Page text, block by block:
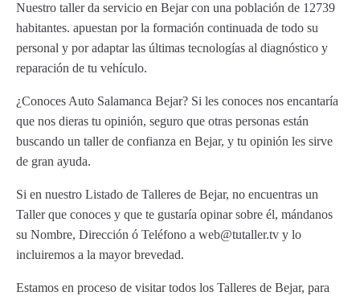
Nuestro taller da servicio en Bejar con una población de 12739
habitantes. apuestan por la formación continuada de todo su
personal y por adaptar las últimas tecnologías al diagnóstico y
reparación de tu vehículo.
¿Conoces Auto Salamanca Bejar? Si les conoces nos encantaría
que nos dieras tu opinión, seguro que otras personas están
buscando un taller de confianza en Bejar, y tu opinión les sirve
de gran ayuda.
Si en nuestro Listado de Talleres de Bejar, no encuentras un
Taller que conoces y que te gustaría opinar sobre él, mándanos
su Nombre, Dirección ó Teléfono a web@tutaller.tv y lo
incluiremos a la mayor brevedad.
Estamos en proceso de visitar todos los Talleres de Bejar, para